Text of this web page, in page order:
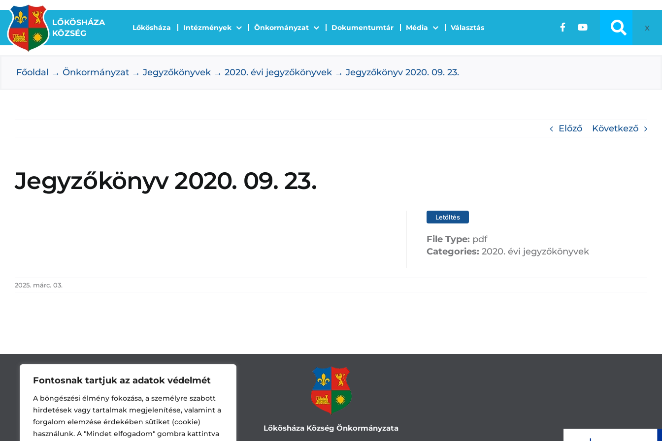
Fontosnak tartjuk az adatok védelmét
A böngészési élmény fokozása, a személyre szabott
hirdetések vagy tartalmak megjelenítése, valamint a
forgalom elemzése érdekében sütiket (cookie)
használunk. A "Mindet elfogadom" gombra kattintva
Kihagyás
LŐKÖSHÁZA
KÖZSÉG
Lőkösháza Intézmények Önkormányzat Dokumentumtár Média Választás x
Főoldal Önkormányzat Jegyzőkönyvek 2020. évi jegyzőkönyvek Jegyzőkönyv 2020. 09. 23.
Előző Következő
Jegyzőkönyv 2020. 09. 23.
Letöltés
File Type: pdf
Categories: 2020. évi jegyzőkönyvek
2025. márc. 03.
Lőkösháza Község Önkormányzata